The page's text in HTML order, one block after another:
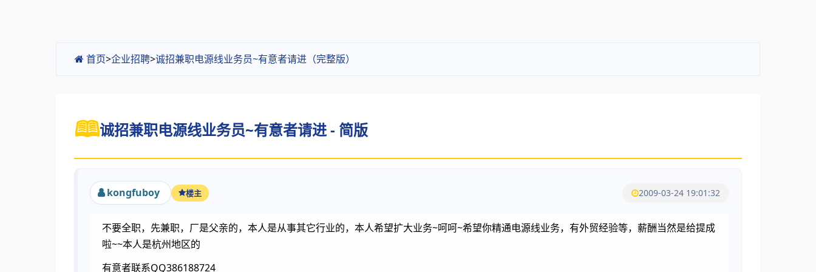
首页>企业招聘>诚招兼职电源线业务员~有意者请进（完整版）
诚招兼职电源线业务员~有意者请进 - 简版
kongfuboy 楼主 2009-03-24 19:01:32
不要全职，先兼职，厂是父亲的，本人是从事其它行业的，本人希望扩大业务~呵呵~希望你精通电源线业务，有外贸经验等，薪酬当然是给提成
啦~~本人是杭州地区的
有意者联系QQ386188724